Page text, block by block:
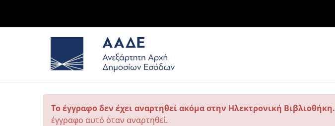
Το έγγραφο δεν έχει αναρτηθεί ακόμα στην Ηλεκτρονική Βιβλιοθήκη.
έγγραφο αυτό όταν αναρτηθεί.